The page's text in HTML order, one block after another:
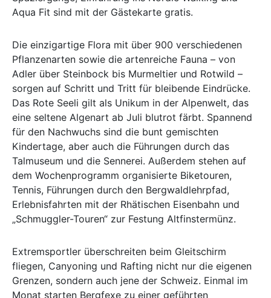
Aqua Fit sind mit der Gästekarte gratis.
Die einzigartige Flora mit über 900 verschiedenen
Pflanzenarten sowie die artenreiche Fauna – von
Adler über Steinbock bis Murmeltier und Rotwild –
sorgen auf Schritt und Tritt für bleibende Eindrücke.
Das Rote Seeli gilt als Unikum in der Alpenwelt, das
eine seltene Algenart ab Juli blutrot färbt. Spannend
für den Nachwuchs sind die bunt gemischten
Kindertage, aber auch die Führungen durch das
Talmuseum und die Sennerei. Außerdem stehen auf
dem Wochenprogramm organisierte Biketouren,
Tennis, Führungen durch den Bergwaldlehrpfad,
Erlebnisfahrten mit der Rhätischen Eisenbahn und
„Schmuggler-Touren“ zur Festung Altfinstermünz.
Extremsportler überschreiten beim Gleitschirm
fliegen, Canyoning und Rafting nicht nur die eigenen
Grenzen, sondern auch jene der Schweiz. Einmal im
Monat starten Bergfexe zu einer geführten